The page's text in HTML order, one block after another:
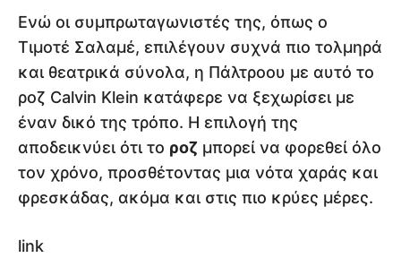
Ενώ οι συμπρωταγωνιστές της, όπως ο
Τιμοτέ Σαλαμέ, επιλέγουν συχνά πιο τολμηρά
και θεατρικά σύνολα, η Πάλτροου με αυτό το
ροζ Calvin Klein κατάφερε να ξεχωρίσει με
έναν δικό της τρόπο. Η επιλογή της
αποδεικνύει ότι το ροζ μπορεί να φορεθεί όλο
τον χρόνο, προσθέτοντας μια νότα χαράς και
φρεσκάδας, ακόμα και στις πιο κρύες μέρες.
link